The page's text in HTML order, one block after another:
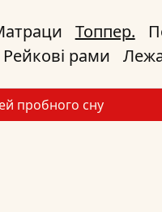
Топпер.
Рейкові рами
пробного сну